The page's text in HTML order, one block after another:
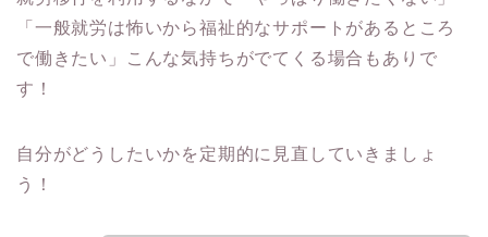
「一般就労は怖いから福祉的なサポートがあるところ
で働きたい」こんな気持ちがでてくる場合もありで
す！
自分がどうしたいかを定期的に見直していきましょ
う！